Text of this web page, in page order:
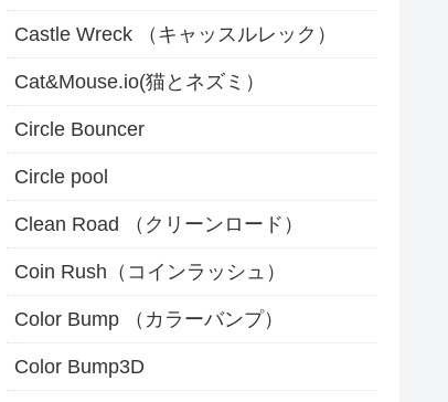
Castle Wreck （キャッスルレック）
Cat&Mouse.io(猫とネズミ）
Circle Bouncer
Circle pool
Clean Road （クリーンロード）
Coin Rush（コインラッシュ）
Color Bump （カラーバンプ）
Color Bump3D